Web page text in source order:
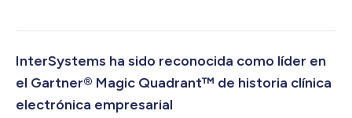
generativa que permite a las organizaciones comprender,
mediante interacciones en lenguaje natural. A medida que las
organizaciones pasan de exp...
InterSystems ha sido reconocida como líder en
el Gartner® Magic Quadrant™ de historia clínica
electrónica empresarial